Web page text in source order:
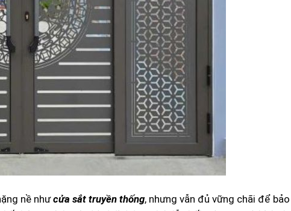
nề nhưcửa sắt truyền thống, nhưng vẫn đủ vững chãi để